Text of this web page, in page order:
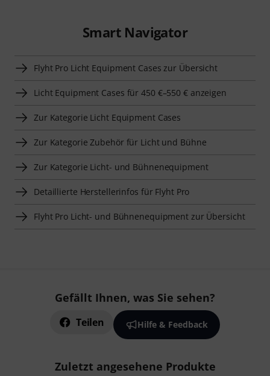
Smart Navigator
Flyht Pro Licht Equipment Cases zur Übersicht
Licht Equipment Cases für 450 €–550 € anzeigen
Zur Kategorie Licht Equipment Cases
Zur Kategorie Zubehör für Licht und Bühne
Zur Kategorie Licht- und Bühnenequipment
Detaillierte Herstellerinfos für Flyht Pro
Flyht Pro Licht- und Bühnenequipment zur Übersicht
Gefällt Ihnen, was Sie sehen?
Teilen Hilfe & Feedback
Zuletzt angesehene Produkte